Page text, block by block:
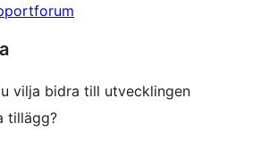
vilja bidra till utvecklingen
tillägg?